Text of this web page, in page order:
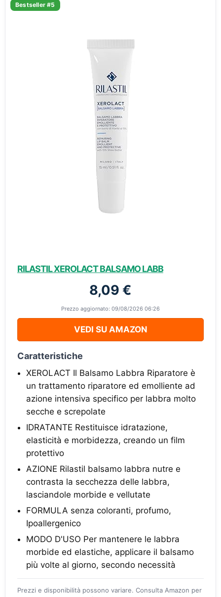
Bestseller #5
RILASTIL XEROLACT BALSAMO LABB
8,09 €
Prezzo aggiornato: 09/08/2026 06:26
VEDI SU AMAZON
Caratteristiche
XEROLACT Il Balsamo Labbra Riparatore è
un trattamento riparatore ed emolliente ad
azione intensiva specifico per labbra molto
secche e screpolate
IDRATANTE Restituisce idratazione,
elasticità e morbidezza, creando un film
protettivo
AZIONE Rilastil balsamo labbra nutre e
contrasta la secchezza delle labbra,
lasciandole morbide e vellutate
FORMULA senza coloranti, profumo,
Ipoallergenico
MODO D'USO Per mantenere le labbra
morbide ed elastiche, applicare il balsamo
più volte al giorno, secondo necessità
Prezzi e disponibilità possono variare. Consulta Amazon per